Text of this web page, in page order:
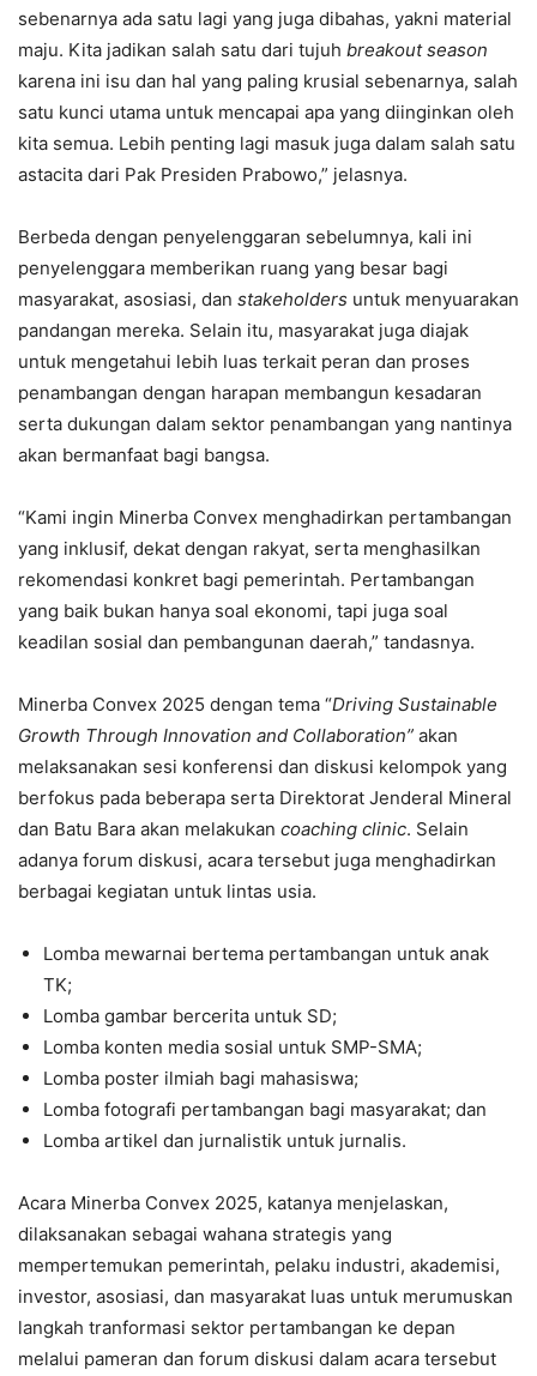
sebenarnya ada satu lagi yang juga dibahas, yakni material
maju. Kita jadikan salah satu dari tujuh breakout season
karena ini isu dan hal yang paling krusial sebenarnya, salah
satu kunci utama untuk mencapai apa yang diinginkan oleh
kita semua. Lebih penting lagi masuk juga dalam salah satu
astacita dari Pak Presiden Prabowo,” jelasnya.
Berbeda dengan penyelenggaran sebelumnya, kali ini
penyelenggara memberikan ruang yang besar bagi
masyarakat, asosiasi, dan stakeholders untuk menyuarakan
pandangan mereka. Selain itu, masyarakat juga diajak
untuk mengetahui lebih luas terkait peran dan proses
penambangan dengan harapan membangun kesadaran
serta dukungan dalam sektor penambangan yang nantinya
akan bermanfaat bagi bangsa.
“Kami ingin Minerba Convex menghadirkan pertambangan
yang inklusif, dekat dengan rakyat, serta menghasilkan
rekomendasi konkret bagi pemerintah. Pertambangan
yang baik bukan hanya soal ekonomi, tapi juga soal
keadilan sosial dan pembangunan daerah,” tandasnya.
Minerba Convex 2025 dengan tema “Driving Sustainable
Growth Through Innovation and Collaboration” akan
melaksanakan sesi konferensi dan diskusi kelompok yang
berfokus pada beberapa serta Direktorat Jenderal Mineral
dan Batu Bara akan melakukan coaching clinic. Selain
adanya forum diskusi, acara tersebut juga menghadirkan
berbagai kegiatan untuk lintas usia.
Lomba mewarnai bertema pertambangan untuk anak
TK;
Lomba gambar bercerita untuk SD;
Lomba konten media sosial untuk SMP-SMA;
Lomba poster ilmiah bagi mahasiswa;
Lomba fotografi pertambangan bagi masyarakat; dan
Lomba artikel dan jurnalistik untuk jurnalis.
Acara Minerba Convex 2025, katanya menjelaskan,
dilaksanakan sebagai wahana strategis yang
mempertemukan pemerintah, pelaku industri, akademisi,
investor, asosiasi, dan masyarakat luas untuk merumuskan
langkah tranformasi sektor pertambangan ke depan
melalui pameran dan forum diskusi dalam acara tersebut